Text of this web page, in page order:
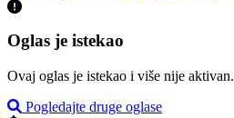
Oglas je istekao
Ovaj oglas je istekao i više nije aktivan.
Pogledajte druge oglase